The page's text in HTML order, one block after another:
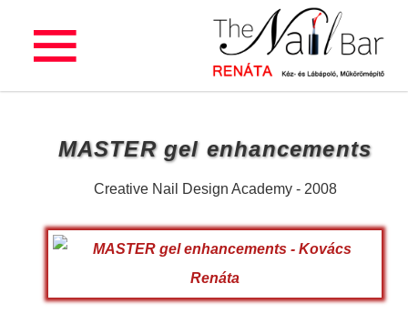
MASTER gel enhancements
Creative Nail Design Academy - 2008